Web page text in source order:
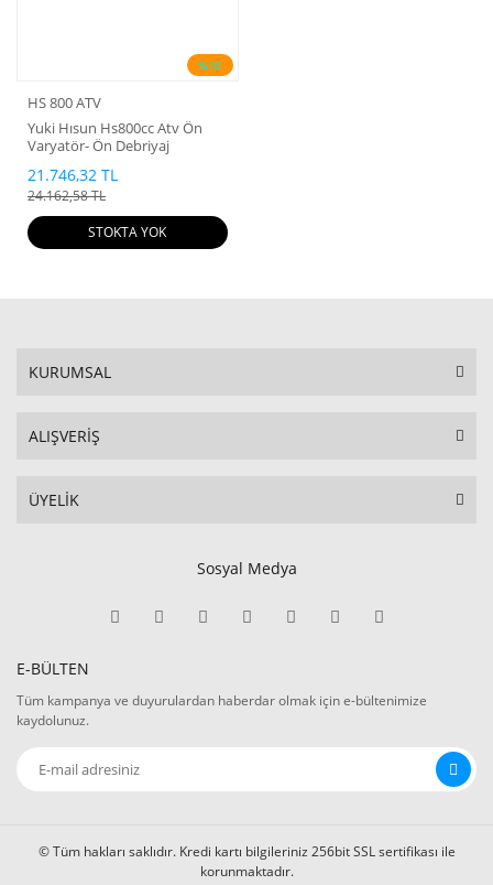
%10
HS 800 ATV
Yuki Hısun Hs800cc Atv Ön
Varyatör- Ön Debriyaj
21.746,32 TL
24.162,58 TL
STOKTA YOK
KURUMSAL
ALIŞVERİŞ
ÜYELİK
Sosyal Medya
E-BÜLTEN
Tüm kampanya ve duyurulardan haberdar olmak için e-bültenimize
kaydolunuz.
© Tüm hakları saklıdır. Kredi kartı bilgileriniz 256bit SSL sertifikası ile
korunmaktadır.